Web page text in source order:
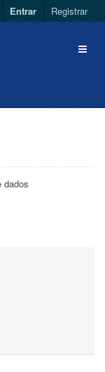
Entrar Registrar
dados